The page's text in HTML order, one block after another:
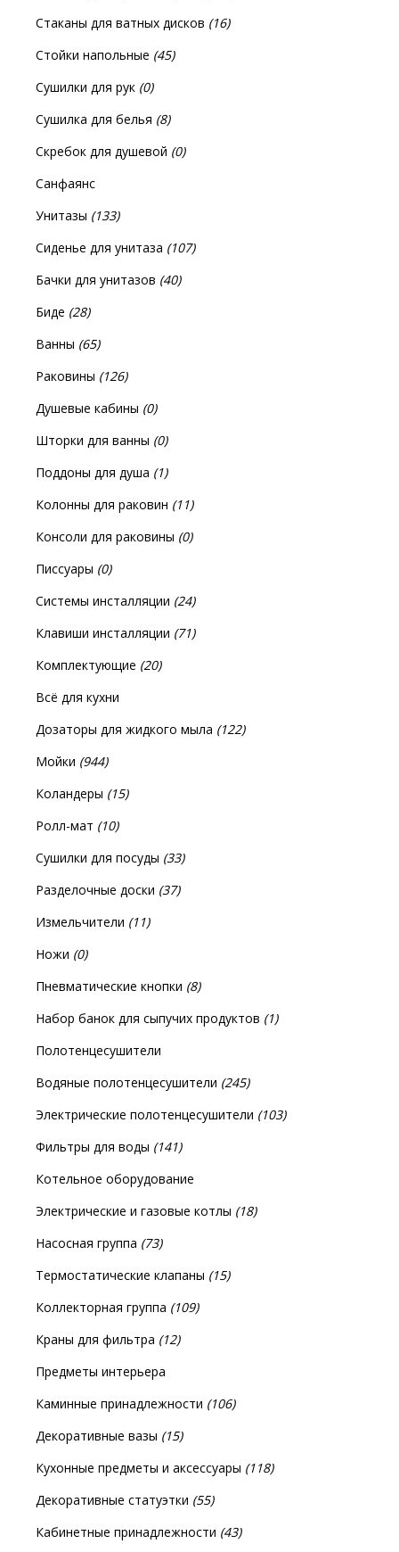
Стаканы для ватных дисков (16)
Стойки напольные (45)
Сушилки для рук (0)
Сушилка для белья (8)
Скребок для душевой (0)
Санфаянс
Унитазы (133)
Сиденье для унитаза (107)
Бачки для унитазов (40)
Биде (28)
Ванны (65)
Раковины (126)
Душевые кабины (0)
Шторки для ванны (0)
Поддоны для душа (1)
Колонны для раковин (11)
Консоли для раковины (0)
Писсуары (0)
Системы инсталляции (24)
Клавиши инсталляции (71)
Комплектующие (20)
Всё для кухни
Дозаторы для жидкого мыла (122)
Мойки (944)
Коландеры (15)
Ролл-мат (10)
Сушилки для посуды (33)
Разделочные доски (37)
Измельчители (11)
Ножи (0)
Пневматические кнопки (8)
Набор банок для сыпучих продуктов (1)
Полотенцесушители
Водяные полотенцесушители (245)
Электрические полотенцесушители (103)
Фильтры для воды (141)
Котельное оборудование
Электрические и газовые котлы (18)
Насосная группа (73)
Термостатические клапаны (15)
Коллекторная группа (109)
Краны для фильтра (12)
Предметы интерьера
Каминные принадлежности (106)
Декоративные вазы (15)
Кухонные предметы и аксессуары (118)
Декоративные статуэтки (55)
Кабинетные принадлежности (43)